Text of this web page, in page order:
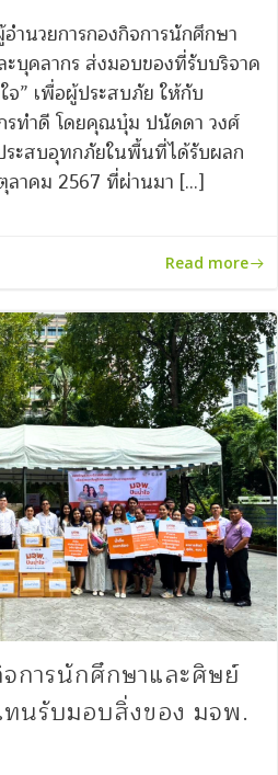
ำนวยการกองกิจการนักศึกษา
บุคลากร ส่งมอบของที่รับบริจาค
จ” เพื่อผู้ประสบภัย ให้กับ
รทำดี โดยคุณบุ๋ม ปนัดดา วงศ์
ระสบอุทกภัยในพื้นที่ได้รับผลก
ลาคม 2567 ที่ผ่านมา […]
Read more
การนักศึกษาและศิษย์
นรับมอบสิ่งของ มจพ.